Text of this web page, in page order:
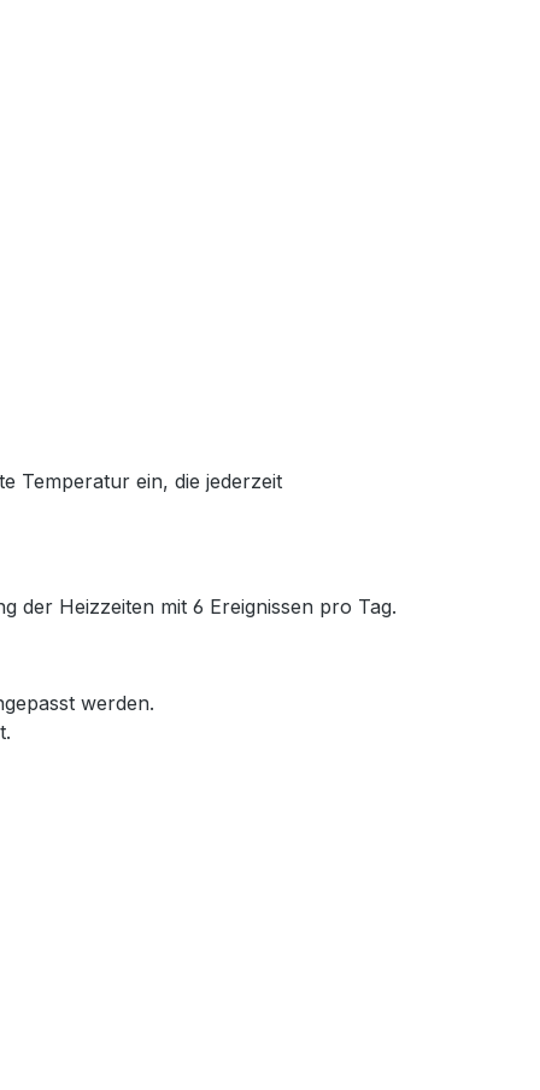
Temperatur ein, die jederzeit
der Heizzeiten mit 6 Ereignissen pro Tag.
werden.